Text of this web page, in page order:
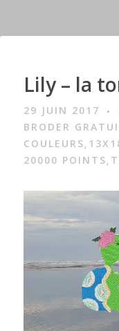
o
I
a
g
e
Lily – la
29 JUIN 2017
BRODER
COULEURS,
20000 POINTS,